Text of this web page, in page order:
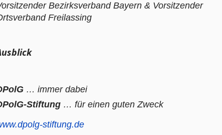
Bezirksverband Bayern & Vorsitzender
Freilassing
… immer dabei
Stiftung … für einen guten Zweck
stiftung.de